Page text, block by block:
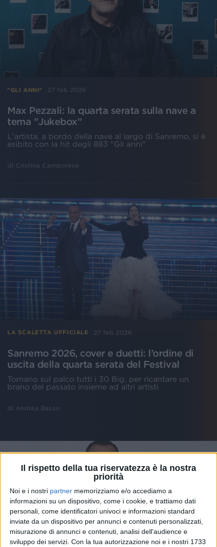
Il rispetto della tua riservatezza è la nostra
priorità
Noi e i nostri partner memorizziamo e/o accediamo a
informazioni su un dispositivo, come i cookie, e trattiamo dati
personali, come identificatori univoci e informazioni standard
inviate da un dispositivo per annunci e contenuti personalizzati,
misurazione di annunci e contenuti, analisi dell'audience e
sviluppo dei servizi. Con la tua autorizzazione noi e i nostri 1733
"GLI ANNI" 27 feb 2026
Max Pezzali: la quarta serata sulla nave a
tema "Jukebox"
L'artista, a bordo della nave al largo di Sanremo, si è
esibito con la hit degli 883 "Gli anni"
di Cristina Camporese
LA SCALETTA UFFICIALE 27 feb 2026
Sanremo 2026, cover e duetti: l’ordine di
uscita della quarta serata del Festival
Tornano sul palco tutti i 30 Big, per ricantare un
brano del passato insieme ad altri artisti
di Andrea Basso